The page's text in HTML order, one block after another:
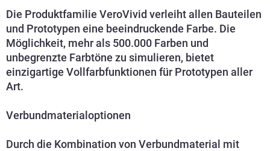
Die Produktfamilie VeroVivid verleiht allen Bauteilen
und Prototypen eine beeindruckende Farbe. Die
Möglichkeit, mehr als 500.000 Farben und
unbegrenzte Farbtöne zu simulieren, bietet
einzigartige Vollfarbfunktionen für Prototypen aller
Art.
Verbundmaterialoptionen
Durch die Kombination von Verbundmaterial mit